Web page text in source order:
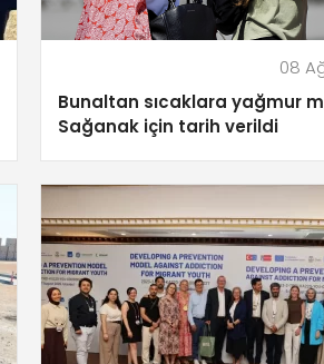
08
Bunaltan sıcaklara yağmur
Sağanak için tarih verildi